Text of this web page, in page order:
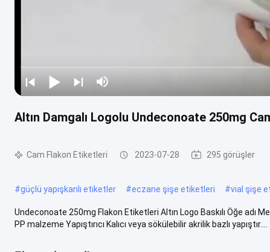
Altın Damgalı Logolu Undeconoate 250mg
Cam Flakon Etiketleri 2023-07-28 295 görüşler
#güçlü yapışkanlı etiketler #eczane şişe etiketleri #vial şişe
Undeconoate 250mg Flakon Etiketleri Altın Logo Baskılı Öğe adı
PP malzeme Yapıştırıcı Kalıcı veya sökülebilir akrilik bazlı yapıştır....